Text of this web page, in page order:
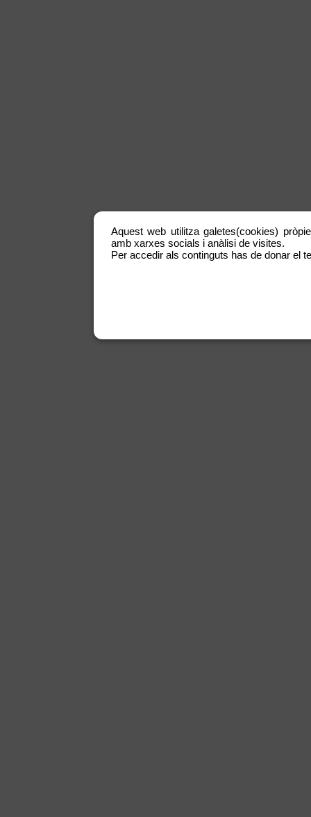
Aquest web utilitza galetes(cookies)
amb xarxes socials i anàlisi de visites.
Per accedir als continguts has de donar el